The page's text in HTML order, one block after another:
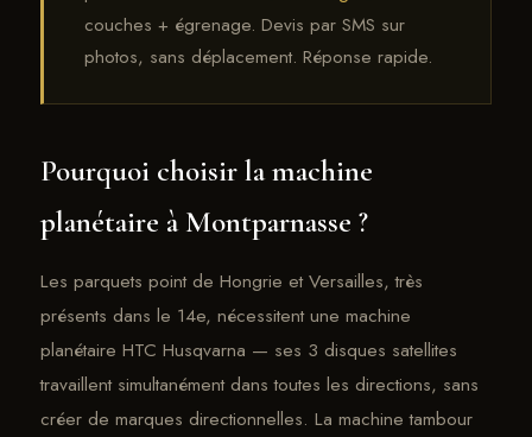
couches + égrenage. Devis par SMS sur
photos, sans déplacement. Réponse rapide.
Pourquoi choisir la machine
planétaire à Montparnasse ?
Les parquets point de Hongrie et Versailles, très
présents dans le 14e, nécessitent une machine
planétaire HTC Husqvarna — ses 3 disques satellites
travaillent simultanément dans toutes les directions, sans
créer de marques directionnelles. La machine tambour